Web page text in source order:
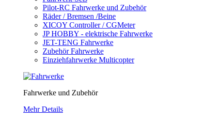
Pilot-RC Fahrwerke und Zubehör
Räder / Bremsen /Beine
XICOY Controller / CGMeter
JP HOBBY - elektrische Fahrwerke
JET-TENG Fahrwerke
Zubehör Fahrwerke
Einziehfahrwerke Multicopter
Fahrwerke und Zubehör
Mehr Details